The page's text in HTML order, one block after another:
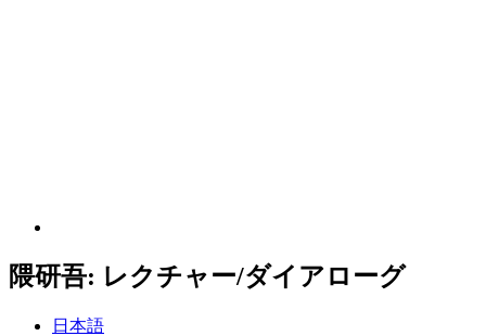
隈研吾: レクチャー/ダイアローグ
日本語